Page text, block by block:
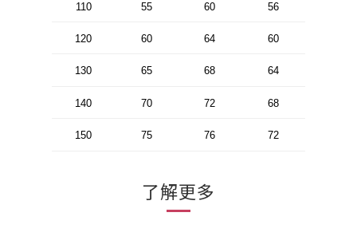
110 55 60 56
120 60 64 60
130 65 68 64
140 70 72 68
150 75 76 72
了解更多